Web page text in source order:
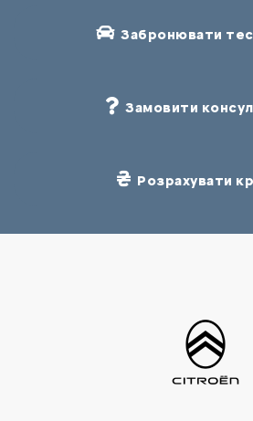
Забронювати
Замовити
Розрахувати